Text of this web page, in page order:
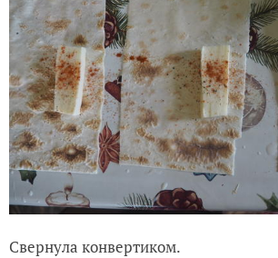
Свернула конвертиком.